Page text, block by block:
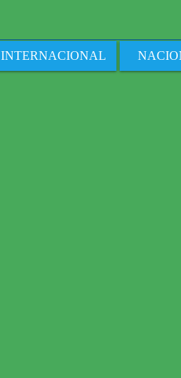
INTERNACIONAL